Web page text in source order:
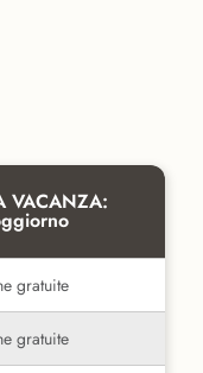
VACANZA:
gratuite
gratuite